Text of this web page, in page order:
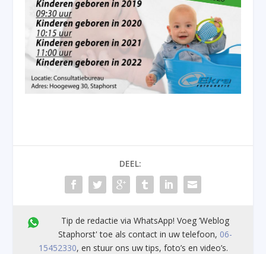
DEEL:
Tip de redactie via WhatsApp! Voeg ’Weblog
Staphorst' toe als contact in uw telefoon, 06-
15452330, en stuur ons uw tips, foto’s en video’s.